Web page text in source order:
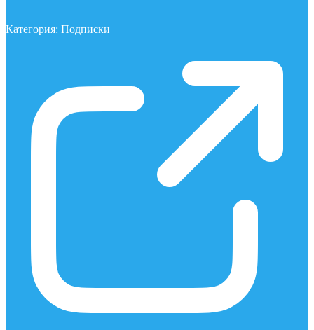
Категория: Подписки